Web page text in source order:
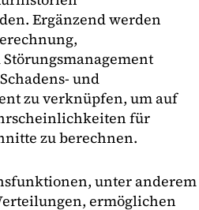
Ergänzend werden
und
zu verknüpfen, um auf
für
zu berechnen.
unter anderem
ermöglichen